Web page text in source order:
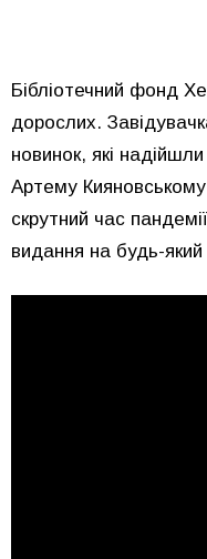
Бібліотечний фонд
дорослих.
новинок, які
Артему
скрутний час
видання на будь-який